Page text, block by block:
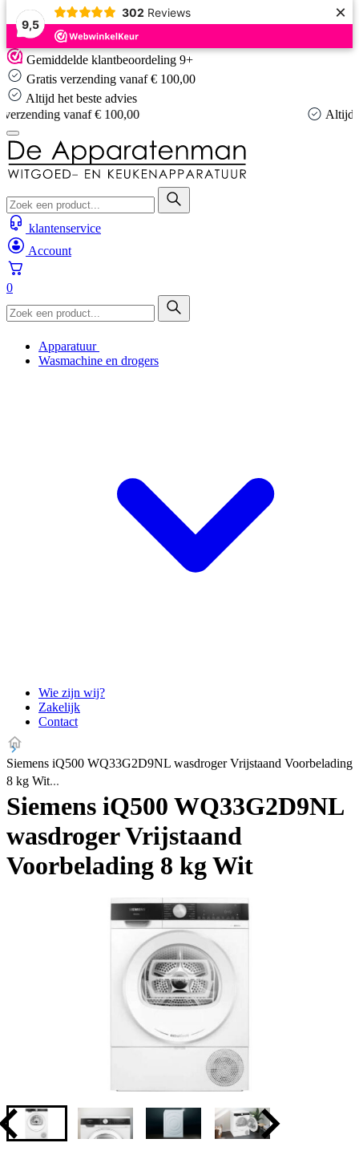
9,5
302 Reviews ×
Skip
to
content
Gemiddelde klantbeoordeling 9+
Gratis verzending vanaf € 100,00
Altijd het beste advies
Altijd het beste advies
klantenservice
Account
0
Apparatuur
Wasmachine en drogers
Wie zijn wij?
Zakelijk
Contact
Siemens iQ500 WQ33G2D9NL wasdroger Vrijstaand Voorbelading
8 kg Wit
Siemens iQ500 WQ33G2D9NL
wasdroger Vrijstaand
Voorbelading 8 kg Wit